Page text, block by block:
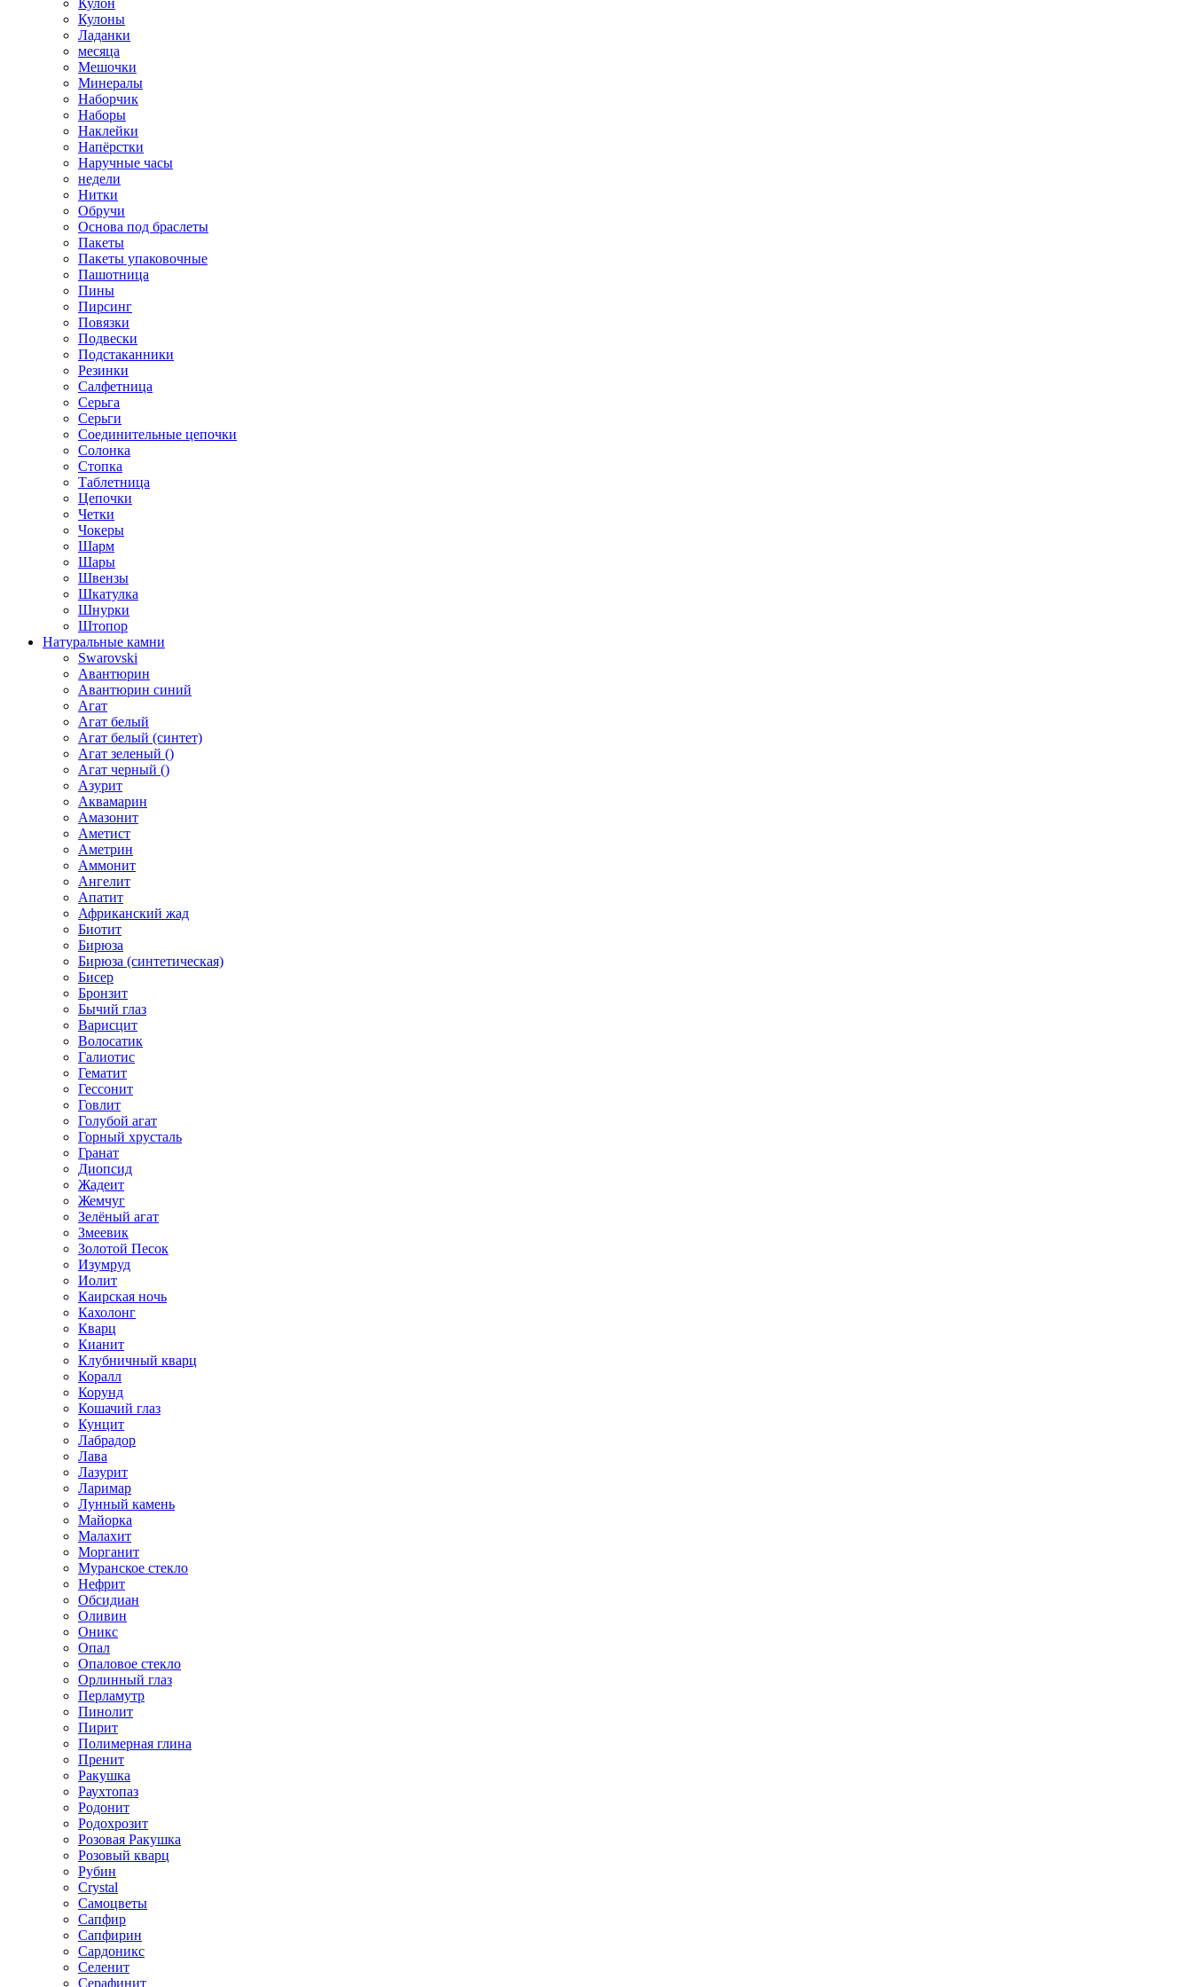
Кулон
Кулоны
Ладанки
месяца
Мешочки
Минералы
Наборчик
Наборы
Наклейки
Напёрстки
Наручные часы
недели
Нитки
Обручи
Основа под браслеты
Пакеты
Пакеты упаковочные
Пашотница
Пины
Пирсинг
Повязки
Подвески
Подстаканники
Резинки
Салфетница
Серьга
Серьги
Соединительные цепочки
Солонка
Стопка
Таблетница
Цепочки
Четки
Чокеры
Шарм
Шары
Швензы
Шкатулка
Шнурки
Штопор
Натуральные камни
Swarovski
Авантюрин
Авантюрин синий
Агат
Агат белый
Агат белый (синтет)
Агат зеленый ()
Агат черный ()
Азурит
Аквамарин
Амазонит
Аметист
Аметрин
Аммонит
Ангелит
Апатит
Африканский жад
Биотит
Бирюза
Бирюза (синтетическая)
Бисер
Бронзит
Бычий глаз
Варисцит
Волосатик
Галиотис
Гематит
Гессонит
Говлит
Голубой агат
Горный хрусталь
Гранат
Диопсид
Жадеит
Жемчуг
Зелёный агат
Змеевик
Золотой Песок
Изумруд
Иолит
Каирская ночь
Кахолонг
Кварц
Кианит
Клубничный кварц
Коралл
Корунд
Кошачий глаз
Кунцит
Лабрадор
Лава
Лазурит
Ларимар
Лунный камень
Майорка
Малахит
Морганит
Муранское стекло
Нефрит
Обсидиан
Оливин
Оникс
Опал
Опаловое стекло
Орлинный глаз
Перламутр
Пинолит
Пирит
Полимерная глина
Пренит
Ракушка
Раухтопаз
Родонит
Родохрозит
Розовая Ракушка
Розовый кварц
Рубин
Сrystal
Самоцветы
Сапфир
Сапфирин
Сардоникс
Селенит
Серафинит